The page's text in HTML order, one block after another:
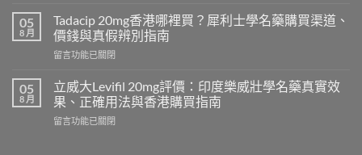
必
利
勁
怎
選？
2026
效
學
名
藥
邊
好？
Cenforce-
100、
Kamagra
05
8 月
Tadacip 20mg香港哪裡買？犀利士學名藥購買渠道、
價錢與真假辨別指南
在
20mg
香
港
哪
留言功能已關閉
05
8 月
立威大Levifil 20mg評價：印度樂威壯學名藥真實效
果、正確用法與香港購買指南
在
留言功能已關閉